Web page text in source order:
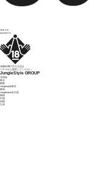
TOKYO
NAGOYA
18歳未満の方の入店は
コチラから退室してください。
JungleStyle GROUP
北海道
東北
関東
Junglestyle東京
東海
Junglestyle名古屋
関西
中国
四国
九州